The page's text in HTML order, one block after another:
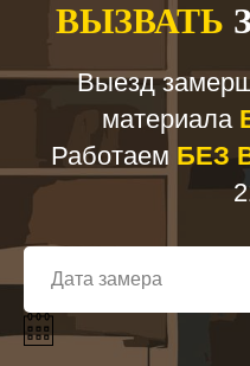
ВЫЗВАТЬ
Выезд
материала
Работаем БЕЗ